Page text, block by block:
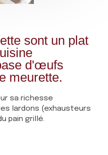
sont un plat
d'œufs
meurette.
sa richesse
lardons (exhausteurs
pain grillé.